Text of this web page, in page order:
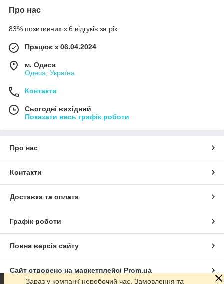
Про нас
83% позитивних з 6 відгуків за рік
Працює з 06.04.2024
м. Одеса
Одеса, Україна
Контакти
Сьогодні вихідний
Показати весь графік роботи
Про нас
Контакти
Доставка та оплата
Графік роботи
Повна версія сайту
Сайт створено на маркетплейсі Prom.ua
Зараз у компанії неробочий час. Замовлення та